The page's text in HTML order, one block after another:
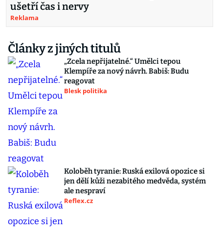
ušetří čas i nervy
Reklama
Články z jiných titulů
„Zcela nepřijatelné.“ Umělci tepou
Klempíře za nový návrh. Babiš: Budu
reagovat
Blesk politika
Koloběh tyranie: Ruská exilová opozice si
jen dělí kůži nezabitého medvěda, systém
ale nespraví
Reflex.cz